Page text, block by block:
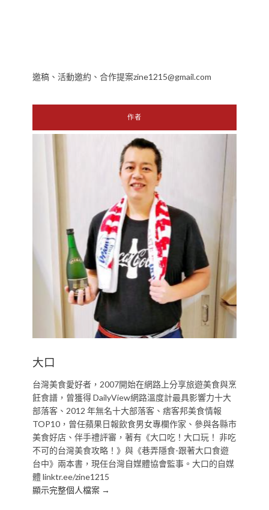
邀稿、活動邀約、合作提案zine1215@gmail.com
作者
大口
台灣美食愛好者，2007開始在網路上分享旅遊美食與烹
飪食譜，曾獲得 DailyView網路溫度計最具影響力十大
部落客、2012 年無名十大部落客、痞客邦美食情報
TOP10，曾任蘋果日報飲食男女專欄作家、參與各縣市
美食好店、伴手禮評審，著有《大口吃！大口玩！ 非吃
不可的台灣美食攻略！》與《巷弄隱食-跟著大口食遊
台中》兩本書，現任台灣自媒體協會監事。大口的自媒
體 linktr.ee/zine1215
顯示完整個人檔案 →